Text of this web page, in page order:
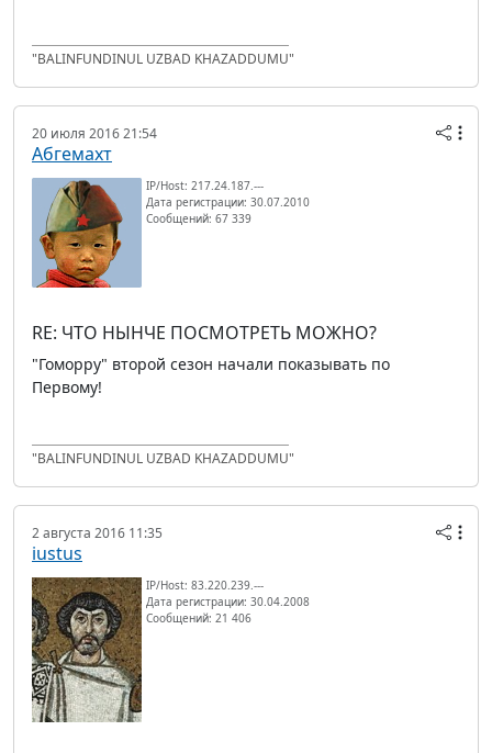
"BALINFUNDINUL UZBAD KHAZADDUMU"
20 июля 2016 21:54
Абгемахт
IP/Host: 217.24.187.---
Дата регистрации: 30.07.2010
Сообщений: 67 339
RE: ЧТО НЫНЧЕ ПОСМОТРЕТЬ МОЖНО?
"Гоморру" второй сезон начали показывать по
Первому!
"BALINFUNDINUL UZBAD KHAZADDUMU"
2 августа 2016 11:35
iustus
IP/Host: 83.220.239.---
Дата регистрации: 30.04.2008
Сообщений: 21 406